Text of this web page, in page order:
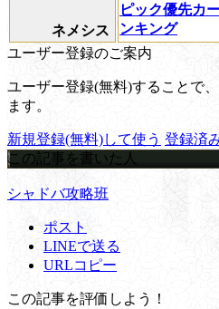
ネメシス
ピック優先カ
ンキング
ユーザー登録のご案内
ユーザー登録(無料)することで
ます。
新規登録(無料)して使う 登録済
この記事を書いた人
シャドバ攻略班
ポスト
LINEで送る
URLコピー
この記事を評価しよう！